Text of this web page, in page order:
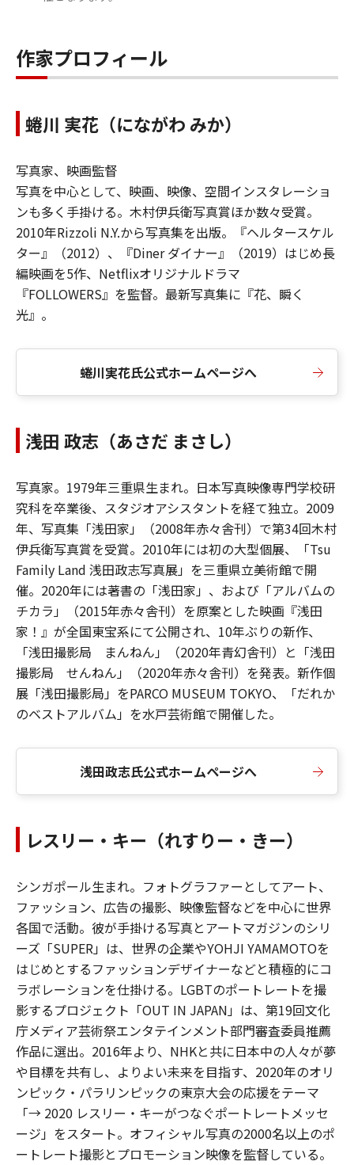
作家プロフィール
蜷川 実花（にながわ みか）
写真家、映画監督
写真を中心として、映画、映像、空間インスタレーショ
ンも多く手掛ける。木村伊兵衛写真賞ほか数々受賞。
2010年Rizzoli N.Y.から写真集を出版。『ヘルタースケル
ター』（2012）、『Diner ダイナー』（2019）はじめ長
編映画を5作、Netflixオリジナルドラマ
『FOLLOWERS』を監督。最新写真集に『花、瞬く
光』。
蜷川実花氏公式ホームページへ
浅田 政志（あさだ まさし）
写真家。1979年三重県生まれ。日本写真映像専門学校研
究科を卒業後、スタジオアシスタントを経て独立。2009
年、写真集「浅田家」（2008年赤々舎刊）で第34回木村
伊兵衛写真賞を受賞。2010年には初の大型個展、「Tsu
Family Land 浅田政志写真展」を三重県立美術館で開
催。2020年には著書の「浅田家」、および「アルバムの
チカラ」（2015年赤々舎刊）を原案とした映画『浅田
家！』が全国東宝系にて公開され、10年ぶりの新作、
「浅田撮影局 まんねん」（2020年青幻舎刊）と「浅田
撮影局 せんねん」（2020年赤々舎刊）を発表。新作個
展「浅田撮影局」をPARCO MUSEUM TOKYO、「だれか
のベストアルバム」を水戸芸術館で開催した。
浅田政志氏公式ホームページへ
レスリー・キー（れすりー・きー）
シンガポール生まれ。フォトグラファーとしてアート、
ファッション、広告の撮影、映像監督などを中心に世界
各国で活動。彼が手掛ける写真とアートマガジンのシリ
ーズ「SUPER」は、世界の企業やYOHJI YAMAMOTOを
はじめとするファッションデザイナーなどと積極的にコ
ラボレーションを仕掛ける。LGBTのポートレートを撮
影するプロジェクト「OUT IN JAPAN」は、第19回文化
庁メディア芸術祭エンタテインメント部門審査委員推薦
作品に選出。2016年より、NHKと共に日本中の人々が夢
や目標を共有し、よりよい未来を目指す、2020年のオリ
ンピック・パラリンピックの東京大会の応援をテーマ
「→ 2020 レスリー・キーがつなぐポートレートメッセ
ージ」をスタート。オフィシャル写真の2000名以上のポ
ートレート撮影とプロモーション映像を監督している。